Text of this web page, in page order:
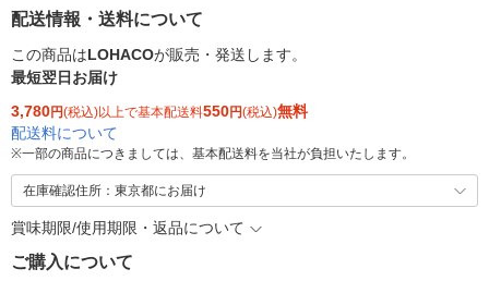
配送情報・送料について
この商品はLOHACOが販売・発送します。
最短翌日お届け
3,780円(税込)以上で基本配送料550円(税込)無料
配送料について
※一部の商品につきましては、基本配送料を当社が負担いたします。
在庫確認住所：東京都にお届け
賞味期限/使用期限・返品について
ご購入について